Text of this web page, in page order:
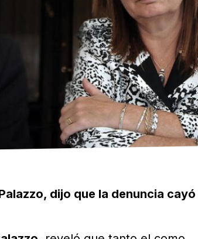
dijo que la denuncia cayó